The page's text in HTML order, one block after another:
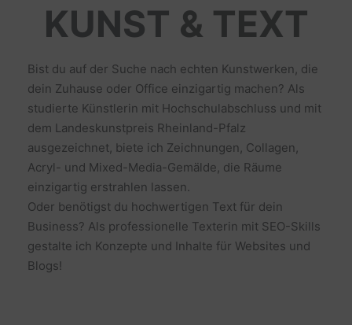
KUNST & TEXT
Bist du auf der Suche nach echten Kunstwerken, die
dein Zuhause oder Office einzigartig machen? Als
studierte Künstlerin mit Hochschulabschluss und mit
dem Landeskunstpreis Rheinland-Pfalz
ausgezeichnet, biete ich Zeichnungen, Collagen,
Acryl- und Mixed-Media-Gemälde, die Räume
einzigartig erstrahlen lassen.
Oder benötigst du hochwertigen Text für dein
Business? Als professionelle Texterin mit SEO-Skills
gestalte ich Konzepte und Inhalte für Websites und
Blogs!